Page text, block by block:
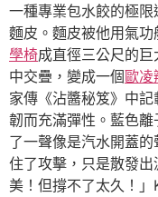
一種專業包水餃的極
麵皮。麵皮被他用氣
學椅成直徑三公尺的
中交疊，變成一個歐凌
家傳《沾醬秘笈》中
韌而充滿彈性。藍色
了一聲像是汽水開蓋
住了攻擊，只是散發
美！但撐不了太久！